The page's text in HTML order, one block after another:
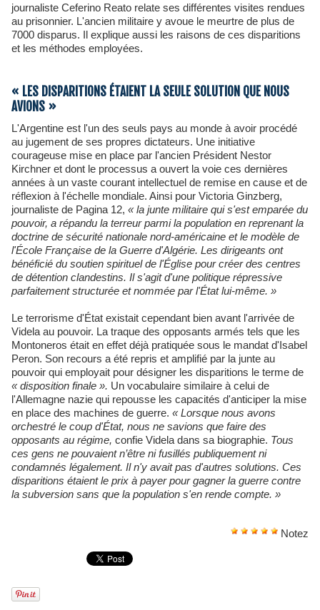
journaliste Ceferino Reato relate ses différentes visites rendues
au prisonnier. L'ancien militaire y avoue le meurtre de plus de
7000 disparus. Il explique aussi les raisons de ces disparitions
et les méthodes employées.
« LES DISPARITIONS ÉTAIENT LA SEULE SOLUTION QUE NOUS
AVIONS »
L'Argentine est l'un des seuls pays au monde à avoir procédé
au jugement de ses propres dictateurs. Une initiative
courageuse mise en place par l'ancien Président Nestor
Kirchner et dont le processus a ouvert la voie ces dernières
années à un vaste courant intellectuel de remise en cause et de
réflexion à l'échelle mondiale. Ainsi pour Victoria Ginzberg,
journaliste de Pagina 12, « la junte militaire qui s'est emparée du
pouvoir, a répandu la terreur parmi la population en reprenant la
doctrine de sécurité nationale nord-américaine et le modèle de
l'École Française de la Guerre d'Algérie. Les dirigeants ont
bénéficié du soutien spirituel de l'Église pour créer des centres
de détention clandestins. Il s'agit d'une politique répressive
parfaitement structurée et nommée par l'État lui-même. »
Le terrorisme d'État existait cependant bien avant l'arrivée de
Videla au pouvoir. La traque des opposants armés tels que les
Montoneros était en effet déjà pratiquée sous le mandat d'Isabel
Peron. Son recours a été repris et amplifié par la junte au
pouvoir qui employait pour désigner les disparitions le terme de
« disposition finale ». Un vocabulaire similaire à celui de
l'Allemagne nazie qui repousse les capacités d'anticiper la mise
en place des machines de guerre. « Lorsque nous avons
orchestré le coup d'État, nous ne savions que faire des
opposants au régime, confie Videla dans sa biographie. Tous
ces gens ne pouvaient n’être ni fusillés publiquement ni
condamnés légalement. Il n'y avait pas d'autres solutions. Ces
disparitions étaient le prix à payer pour gagner la guerre contre
la subversion sans que la population s'en rende compte. »
Notez